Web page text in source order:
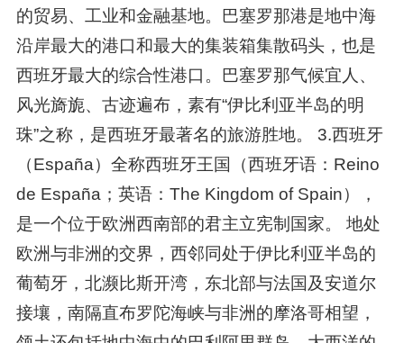
的贸易、工业和金融基地。巴塞罗那港是地中海
沿岸最大的港口和最大的集装箱集散码头，也是
西班牙最大的综合性港口。巴塞罗那气候宜人、
风光旖旎、古迹遍布，素有“伊比利亚半岛的明
珠”之称，是西班牙最著名的旅游胜地。 3.西班牙
（España）全称西班牙王国（西班牙语：Reino
de España；英语：The Kingdom of Spain），
是一个位于欧洲西南部的君主立宪制国家。 地处
欧洲与非洲的交界，西邻同处于伊比利亚半岛的
葡萄牙，北濒比斯开湾，东北部与法国及安道尔
接壤，南隔直布罗陀海峡与非洲的摩洛哥相望，